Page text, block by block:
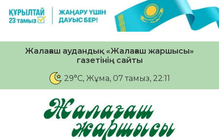
Жалағаш аудандық «Жалағаш жаршысы»
газетінің сайты
29°C, Жұма, 07 тамыз, 22:11